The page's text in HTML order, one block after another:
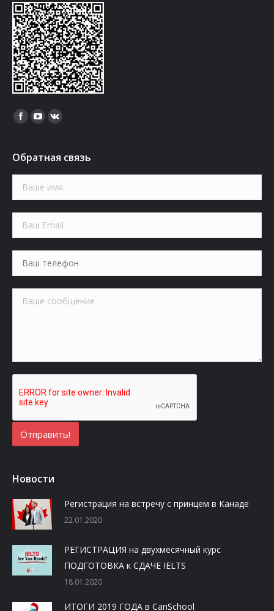
Найдите нас:
Обратная связь
Новости
Регистрация на встречу с принцем в Канаде
22.01.2020
РЕГИСТРАЦИЯ на двухмесячный курс
ПОДГОТОВКА к СДАЧЕ IELTS
18.01.2020
ИТОГИ 2019 ГОДА в CanSchool